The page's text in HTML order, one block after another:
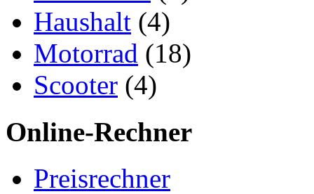
Haushalt (4)
Motorrad (18)
Scooter (4)
Online-Rechner
Preisrechner